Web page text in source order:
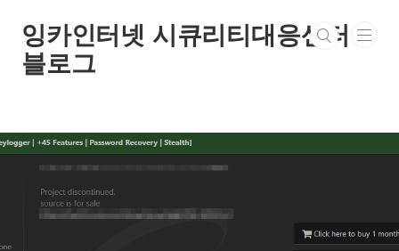
잉카인터넷 시큐리티대응센터
블로그